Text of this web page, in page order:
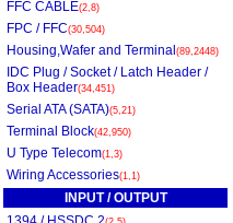
FFC CABLE(2,8)
FPC / FFC(30,504)
Housing,Wafer and Terminal (89,2448)
IDC Plug / Socket / Latch Header /
Box Header(34,451)
Serial ATA (SATA)(5,21)
Terminal Block(42,950)
U Type Telecom(1,3)
Wiring Accessories(1,1)
INPUT / OUTPUT